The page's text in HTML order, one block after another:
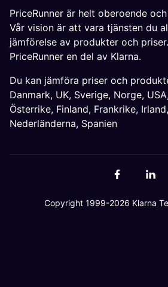
PriceRunner är helt oberoende
Vår vision är att vara tjänsten du
jämförelse av produkter och
PriceRunner en del av Klarna.
Du kan jämföra priser och
Danmark, UK, Sverige, Norge, USA
Österrike, Finland, Frankrike, Irland,
Nederländerna, Spanien
Copyright 1999-2026 Klarna